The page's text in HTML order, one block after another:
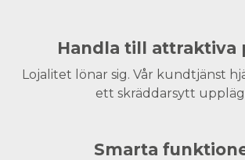
Handla till attraktiva
Lojalitet lönar sig. Vår kundtjänst
ett skräddarsytt
Smarta